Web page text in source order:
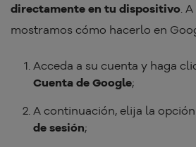
directamente en tu dispositivo .
mostramos cómo hacerlo en
Acceda a su cuenta y haga
Cuenta de Google;
A continuación, elija la opción
de sesión;